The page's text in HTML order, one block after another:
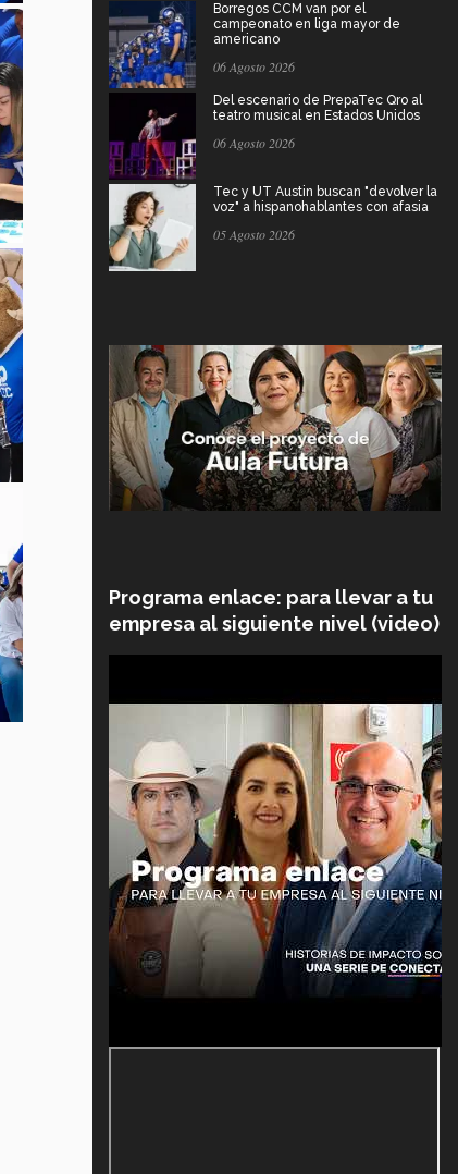
Borregos CCM van por el
campeonato en liga mayor de
americano
06 Agosto 2026
Del escenario de PrepaTec Qro al
teatro musical en Estados Unidos
06 Agosto 2026
Tec y UT Austin buscan "devolver la
voz" a hispanohablantes con afasia
05 Agosto 2026
Programa enlace: para llevar a tu
empresa al siguiente nivel (video)